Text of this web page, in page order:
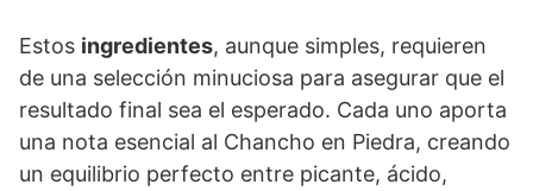
Estos ingredientes, aunque simples, requieren
de una selección minuciosa para asegurar que el
resultado final sea el esperado. Cada uno aporta
una nota esencial al Chancho en Piedra, creando
un equilibrio perfecto entre picante, ácido,